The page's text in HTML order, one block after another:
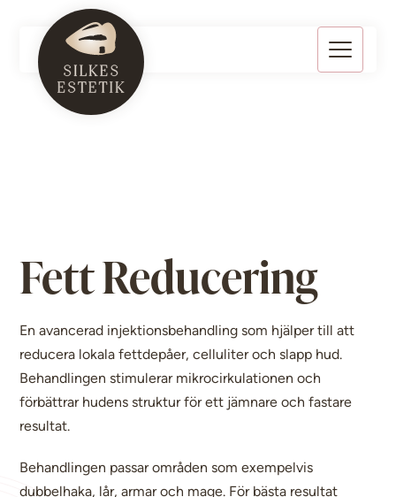
Fett Reducering
En avancerad injektionsbehandling som hjälper till att
reducera lokala fettdepåer, celluliter och slapp hud.
Behandlingen stimulerar mikrocirkulationen och
förbättrar hudens struktur för ett jämnare och fastare
resultat.
Behandlingen passar områden som exempelvis
dubbelhaka, lår, armar och mage. För bästa resultat